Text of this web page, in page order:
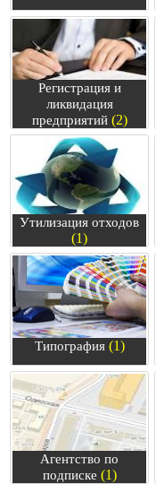
Регистрация и
ликвидация
предприятий(2)
Утилизация отходов
(1)
Типография(1)
Агентство по
подписке (1)